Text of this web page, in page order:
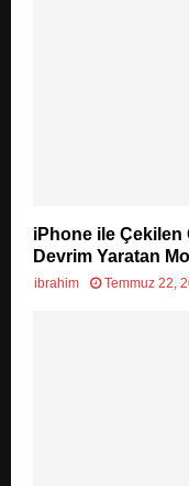
iPhone ile Çekilen
Devrim Yaratan
ibrahim Temmuz 22,